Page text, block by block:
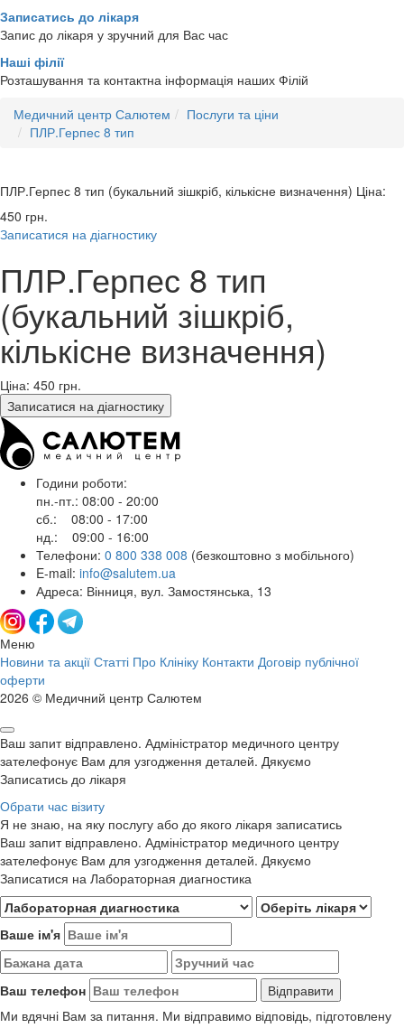
Записатись до лікаря
Запис до лікаря у зручний для Вас час
Наші філії
Розташування та контактна інформація наших Філій
Медичний центр Салютем
Послуги та ціни
ПЛР.Герпес 8 тип
ПЛР.Герпес 8 тип (букальний зішкріб, кількісне визначення) Ціна:
450 грн.
Записатися на діагностику
ПЛР.Герпес 8 тип
(букальний зішкріб,
кількісне визначення)
Ціна: 450 грн.
Записатися на діагностику
Години роботи:
пн.-пт.: 08:00 - 20:00
сб.: 08:00 - 17:00
нд.: 09:00 - 16:00
Телефони: 0 800 338 008 (безкоштовно з мобільного)
E-mail: info@salutem.ua
Адреса: Вінниця, вул. Замостянська, 13
Меню
Новини та акції Статті Про Клініку Контакти Договір публічної
оферти
2026 © Медичний центр Салютем
Ваш запит відправлено. Адміністратор медичного центру
зателефонує Вам для узгодження деталей. Дякуємо
Записатись до лікаря
Обрати час візиту
Я не знаю, на яку послугу або до якого лікаря записатись
Ваш запит відправлено. Адміністратор медичного центру
зателефонує Вам для узгодження деталей. Дякуємо
Записатися на Лабораторная диагностика
Ваше ім'я
Ваш телефон
Ми вдячні Вам за питання. Ми відправимо відповідь, підготовлену